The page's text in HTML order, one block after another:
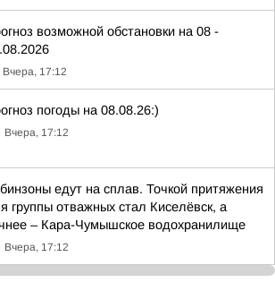
возможной обстановки на 08 -
Вчера, 17:12
погоды на 08.08.26:)
Вчера, 17:12
едут на сплав. Точкой притяжения
группы отважных стал Киселёвск, а
– Кара-Чумышское водохранилище
Вчера, 17:12